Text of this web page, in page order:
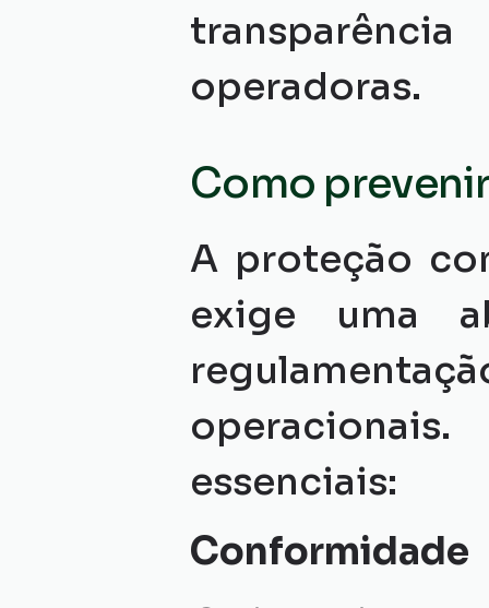
operadoras.
Como
A proteção
exige uma
essenciais:
Conformidade